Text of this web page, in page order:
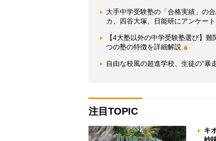
大手中学受験塾の「合格実績」の
カ、四谷大塚、日能研にアンケー
【4大塾以外の中学受験塾選び】
つの塾の特徴を詳細解説
自由な校風の超進学校、生徒の“暴
注目TOPIC
キ